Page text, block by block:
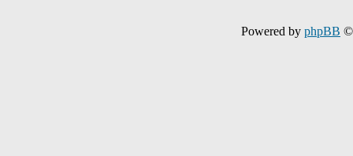
Powered by phpBB ©